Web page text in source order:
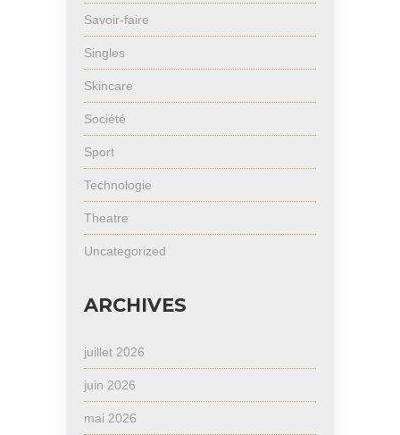
Savoir-faire
Singles
Skincare
Société
Sport
Technologie
Theatre
Uncategorized
ARCHIVES
juillet 2026
juin 2026
mai 2026